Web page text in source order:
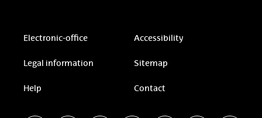
Electronic-office Accessibility
Legal information Sitemap
Help Contact